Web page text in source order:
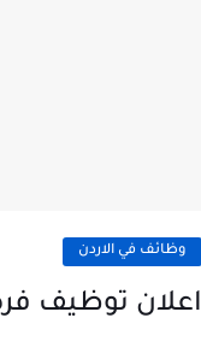
وظائف في الاردن
اعلان توظيف